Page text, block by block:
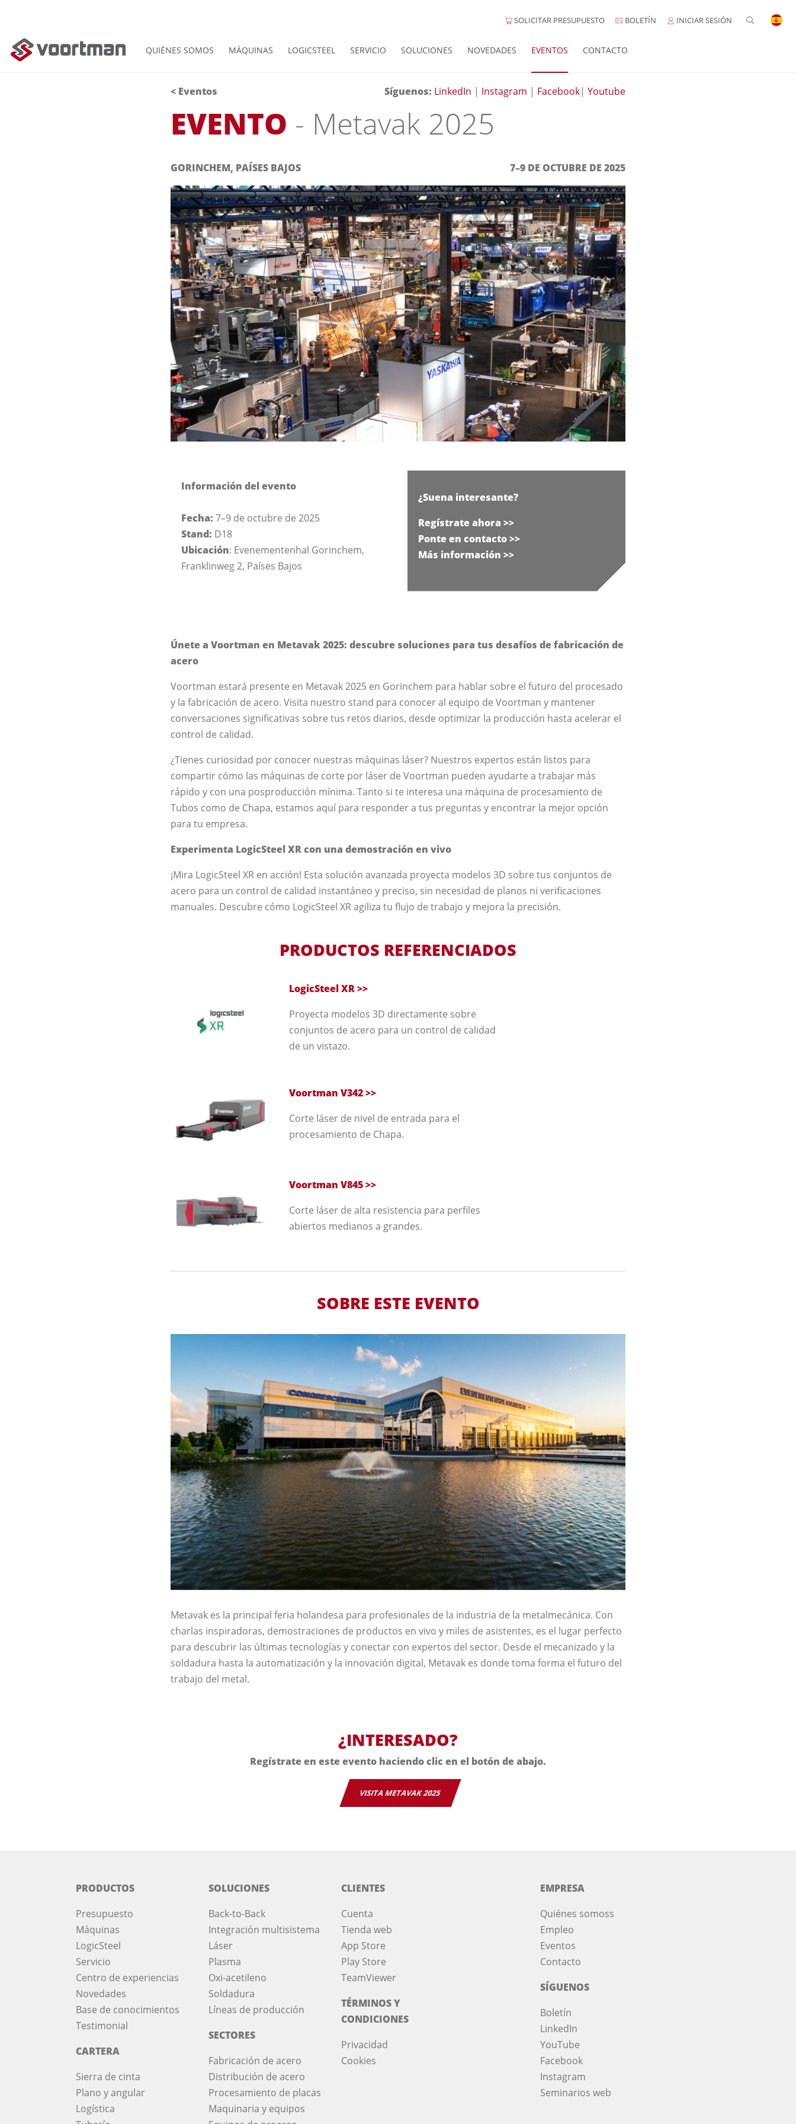
SOLICITAR PRESUPUESTO BOLETÍN INICIAR SESIÓN
QUIÉNES SOMOS MÁQUINAS LOGICSTEEL SERVICIO SOLUCIONES NOVEDADES EVENTOS CONTACTO
< Eventos Síguenos: LinkedIn | Instagram | Facebook| Youtube
EVENTO - Metavak 2025
GORINCHEM, PAÍSES BAJOS 7–9 DE OCTUBRE DE 2025
Información del evento
Fecha: 7–9 de octubre de 2025
Stand: D18
Ubicación: Evenementenhal Gorinchem,
Franklinweg 2, Países Bajos
¿Suena interesante?
Regístrate ahora >>
Ponte en contacto>>
Más información >>
Únete a Voortman en Metavak 2025: descubre soluciones para tus desafíos de fabricación de
acero
Voortman estará presente en Metavak 2025 en Gorinchem para hablar sobre el futuro del procesado
y la fabricación de acero. Visita nuestro stand para conocer al equipo de Voortman y mantener
conversaciones significativas sobre tus retos diarios, desde optimizar la producción hasta acelerar el
control de calidad.
¿Tienes curiosidad por conocer nuestras máquinas láser? Nuestros expertos están listos para
compartir cómo las máquinas de corte por láser de Voortman pueden ayudarte a trabajar más
rápido y con una posproducción mínima. Tanto si te interesa una máquina de procesamiento de
Tubos como de Chapa, estamos aquí para responder a tus preguntas y encontrar la mejor opción
para tu empresa.
Experimenta LogicSteel XR con una demostración en vivo
¡Mira LogicSteel XR en acción! Esta solución avanzada proyecta modelos 3D sobre tus conjuntos de
acero para un control de calidad instantáneo y preciso, sin necesidad de planos ni verificaciones
manuales. Descubre cómo LogicSteel XR agiliza tu flujo de trabajo y mejora la precisión.
PRODUCTOS REFERENCIADOS
LogicSteel XR >>
Proyecta modelos 3D directamente sobre
conjuntos de acero para un control de calidad
de un vistazo.
Voortman V342 >>
Corte láser de nivel de entrada para el
procesamiento de Chapa.
Voortman V845 >>
Corte láser de alta resistencia para perfiles
abiertos medianos a grandes.
SOBRE ESTE EVENTO
Metavak es la principal feria holandesa para profesionales de la industria de la metalmecánica. Con
charlas inspiradoras, demostraciones de productos en vivo y miles de asistentes, es el lugar perfecto
para descubrir las últimas tecnologías y conectar con expertos del sector. Desde el mecanizado y la
soldadura hasta la automatización y la innovación digital, Metavak es donde toma forma el futuro del
trabajo del metal.
¿INTERESADO?
Regístrate en este evento haciendo clic en el botón de abajo.
VISITA METAVAK 2025
PRODUCTOS
Presupuesto
Máquinas
LogicSteel
Servicio
Centro de experiencias
Novedades
Base de conocimientos
Testimonial
CARTERA
Sierra de cinta
Plano y angular
Logística
SOLUCIONES
Back-to-Back
Integración multisistema
Láser
Plasma
Oxi-acetileno
Soldadura
Líneas de producción
SECTORES
Fabricación de acero
Distribución de acero
Procesamiento de placas
Maquinaria y equipos
CLIENTES
Cuenta
Tienda web
App Store
Play Store
TeamViewer
TÉRMINOS Y
CONDICIONES
Privacidad
Cookies
EMPRESA
Quiénes somoss
Empleo
Eventos
Contacto
SÍGUENOS
Boletín
LinkedIn
YouTube
Facebook
Instagram
Seminarios web